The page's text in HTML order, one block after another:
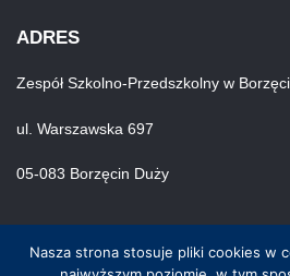
ADRES
Zespół Szkolno-Przedszkolny w
ul. Warszawska 697
05-083 Borzęcin Duży
Nasza strona stosuje pliki cookies w